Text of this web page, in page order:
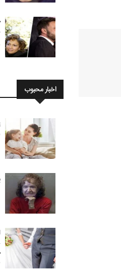
اخبار محبوب